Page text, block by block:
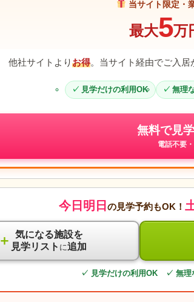
当サイト限定・
最大5万
他社サイトよりお得。当サイト経由でご入
見学だけの利用OK 無理
無料で見
電話不要
今日明日 の見学予約もOK！
＋
気になる施設を
見学リスト に追加
✓ 見学だけの利用OK ✓ 無理